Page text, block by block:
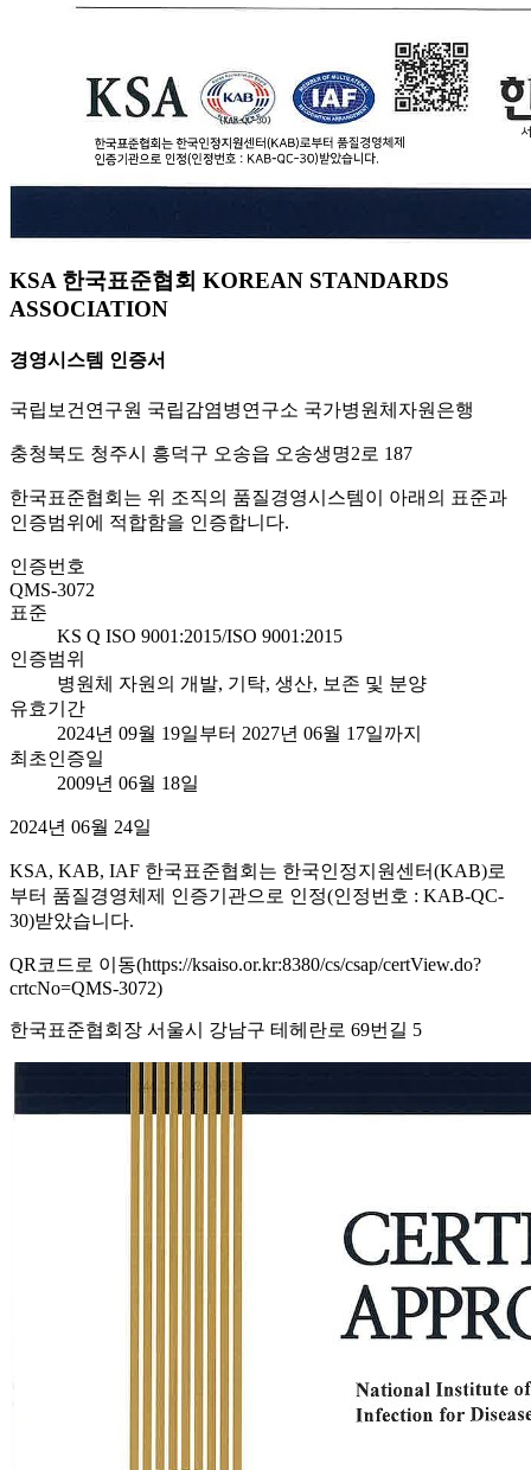
KSA 한국표준협회 KOREAN STANDARDS
ASSOCIATION
경영시스템 인증서
국립보건연구원 국립감염병연구소 국가병원체자원은행
충청북도 청주시 흥덕구 오송읍 오송생명2로 187
한국표준협회는 위 조직의 품질경영시스템이 아래의 표준과
인증범위에 적합함을 인증합니다.
인증번호
QMS-3072
표준
KS Q ISO 9001:2015/ISO 9001:2015
인증범위
병원체 자원의 개발, 기탁, 생산, 보존 및 분양
유효기간
2024년 09월 19일부터 2027년 06월 17일까지
최초인증일
2009년 06월 18일
2024년 06월 24일
KSA, KAB, IAF 한국표준협회는 한국인정지원센터(KAB)로
부터 품질경영체제 인증기관으로 인정(인정번호 : KAB-QC-
30)받았습니다.
QR코드로 이동(https://ksaiso.or.kr:8380/cs/csap/certView.do?
crtcNo=QMS-3072)
한국표준협회장 서울시 강남구 테헤란로 69번길 5